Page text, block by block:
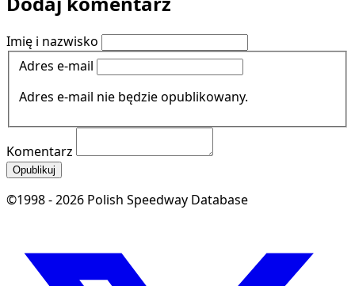
Imię i nazwisko
Adres e-mail
Adres e-mail nie będzie opublikowany.
Komentarz
Opublikuj
©1998 - 2026 Polish Speedway Database